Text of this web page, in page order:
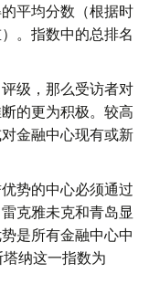
平均分数（根据时
。指数中的总排名
级，那么受访者对
的更为积极。较高
金融中心现有或新
势的中心必须通过
克雅未克和青岛显
是所有金融中心中
纳这一指数为